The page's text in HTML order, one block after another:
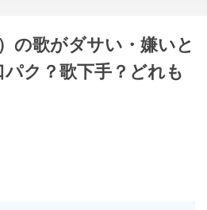
の歌がダサい・嫌いと
ク？歌下手？どれも